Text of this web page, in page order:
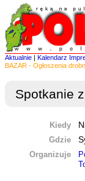
Aktualnie | Kalendarz
BAZAR - Ogłoszenia
Spotkanie
Kiedy
Gdzie
Organizuje